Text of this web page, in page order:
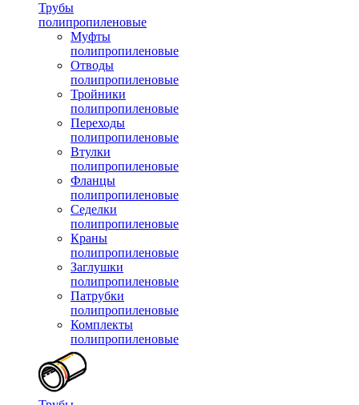
Трубы
полипропиленовые
Муфты
полипропиленовые
Отводы
полипропиленовые
Тройники
полипропиленовые
Переходы
полипропиленовые
Втулки
полипропиленовые
Фланцы
полипропиленовые
Седелки
полипропиленовые
Краны
полипропиленовые
Заглушки
полипропиленовые
Патрубки
полипропиленовые
Комплекты
полипропиленовые